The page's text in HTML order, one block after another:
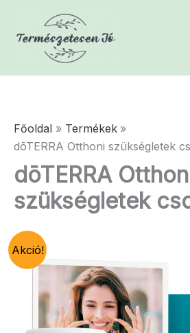
content
Főoldal
Termékek
dōTERRA Otthoni szükségletek
dōTERRA
szükségletek
Akció!